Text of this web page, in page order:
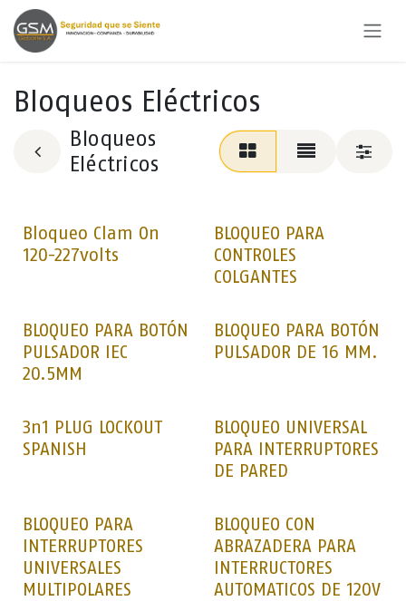
Ir al contenido
Bloqueos Eléctricos
Bloqueos
Eléctricos
Bloqueo Clam On
120-227volts
BLOQUEO PARA
CONTROLES
COLGANTES
BLOQUEO PARA BOTÓN
PULSADOR IEC
20.5MM
BLOQUEO PARA BOTÓN
PULSADOR DE 16 MM.
3n1 PLUG LOCKOUT
SPANISH
BLOQUEO UNIVERSAL
PARA INTERRUPTORES
DE PARED
BLOQUEO PARA
INTERRUPTORES
UNIVERSALES
MULTIPOLARES
BLOQUEO CON
ABRAZADERA PARA
INTERRUCTORES
AUTOMATICOS DE 120V